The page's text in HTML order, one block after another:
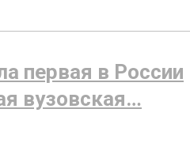
первая в России
вузовская…